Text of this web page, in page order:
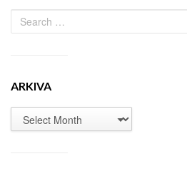
ARKIVA